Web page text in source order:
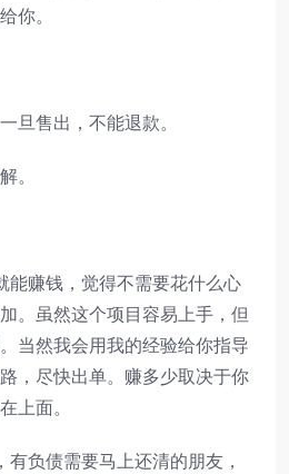
你。
旦售出，不能退款。
。
能赚钱，觉得不需要花什么心
。虽然这个项目容易上手，但
当然我会用我的经验给你指导
，尽快出单。赚多少取决于你
上面。
负债需要马上还清的朋友，